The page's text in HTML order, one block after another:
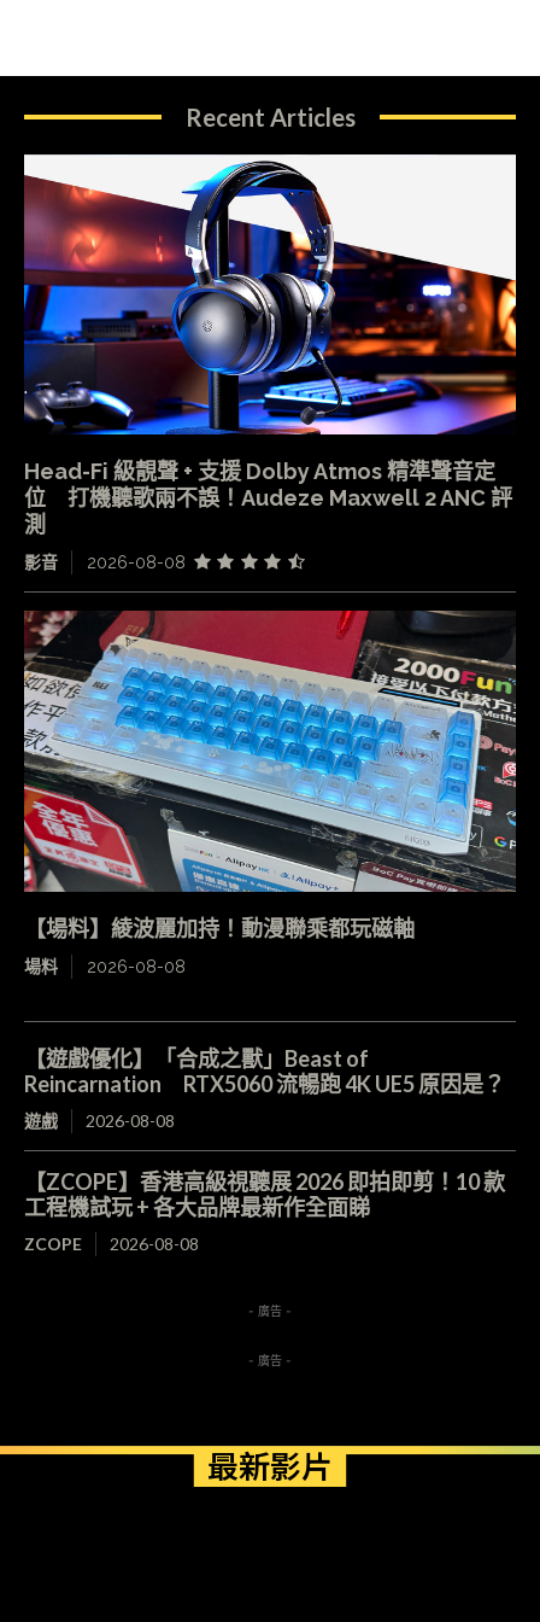
Recent Articles
Head-Fi 級靚聲 + 支援 Dolby Atmos 精準聲音定
位 打機聽歌兩不誤！Audeze Maxwell 2 ANC 評
測
影音 2026-08-08
【場料】綾波麗加持！動漫聯乘都玩磁軸
場料 2026-08-08
【遊戲優化】「合成之獸」Beast of
Reincarnation RTX5060 流暢跑 4K UE5 原因是？
遊戲 2026-08-08
【ZCOPE】香港高級視聽展 2026 即拍即剪！10 款
工程機試玩 + 各大品牌最新作全面睇
ZCOPE 2026-08-08
- 廣告 -
- 廣告 -
最新影片